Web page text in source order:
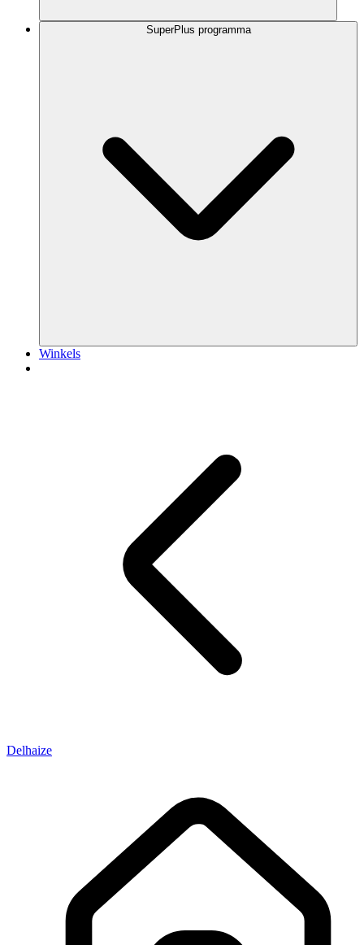
SuperPlus programma
Winkels
Delhaize